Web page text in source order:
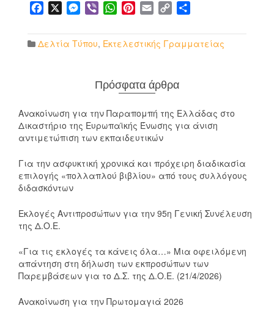
Facebook Messenger
Viber WhatsApp
Pinterest
Email Copy
Δελτία Τύπου, Εκτελεστικής Γραμματείας
Πρόσφατα άρθρα
Ανακοίνωση για την Παραπομπή της Ελλάδας στο
Δικαστήριο της Ευρωπαϊκής Ένωσης για άνιση
αντιμετώπιση των εκπαιδευτικών
Για την ασφυκτική χρονικά και πρόχειρη διαδικασία
επιλογής «πολλαπλού βιβλίου» από τους συλλόγους
διδασκόντων
Εκλογές Αντιπροσώπων για την 95η Γενική Συνέλευση
της Δ.Ο.Ε.
«Για τις εκλογές τα κάνεις όλα…» Μια οφειλόμενη
απάντηση στη δήλωση των εκπροσώπων των
Παρεμβάσεων για το Δ.Σ. της Δ.Ο.Ε. (21/4/2026)
Ανακοίνωση για την Πρωτομαγιά 2026